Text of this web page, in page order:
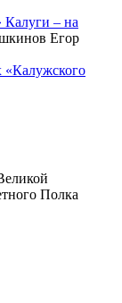
Калуги – на
Егор
«Калужского
Полка